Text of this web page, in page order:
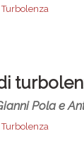
Turbolenza
Pola e
Turbolenza